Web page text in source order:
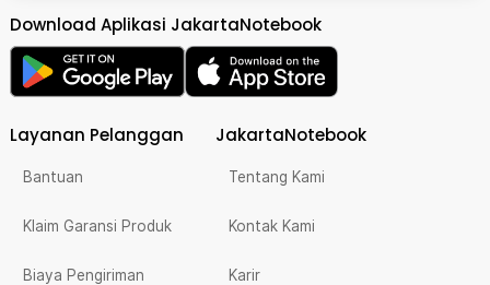
Download Aplikasi JakartaNotebook
Layanan Pelanggan
Bantuan
Klaim Garansi Produk
Biaya Pengiriman
JakartaNotebook
Tentang Kami
Kontak Kami
Karir